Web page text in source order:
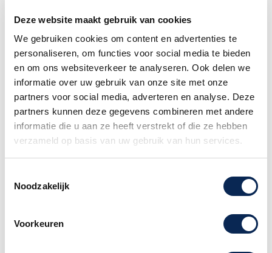
Deze website maakt gebruik van cookies
We gebruiken cookies om content en advertenties te
personaliseren, om functies voor social media te bieden
en om ons websiteverkeer te analyseren. Ook delen we
informatie over uw gebruik van onze site met onze
partners voor social media, adverteren en analyse. Deze
partners kunnen deze gegevens combineren met andere
informatie die u aan ze heeft verstrekt of die ze hebben
verzameld op basis van uw gebruik van hun services.
Noodzakelijk
Voorkeuren
Specificaties Beatstep Pro;
Compatibel met apparaten met MIDI, USB,
CV/ Gate of DIN Sync aansluiting
Twee onafhankelijke (colour-coded)
monofonische step sequencers, elk met een
aparte display om de huidige playback
Elke sequencer heeft een 1V/Oct CV (control
Extra drum sequencer voor 16 afzonderlijke
16 drukgevoelige pads